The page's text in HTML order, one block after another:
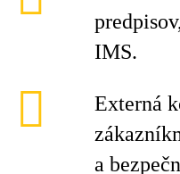
IMS.
Externá
a